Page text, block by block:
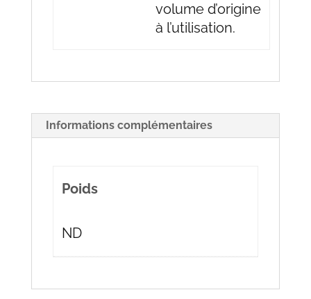
volume d’origine
à l’utilisation.
Informations complémentaires
Poids
ND